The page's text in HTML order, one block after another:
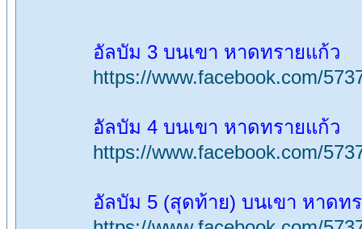
อัลบัม 3 บนเขา หาดทรายแก้ว
https://www.facebook.com/
อัลบัม 4 บนเขา หาดทรายแก้ว
https://www.facebook.com/
อัลบัม 5 (สุดท้าย) บนเขา หาด